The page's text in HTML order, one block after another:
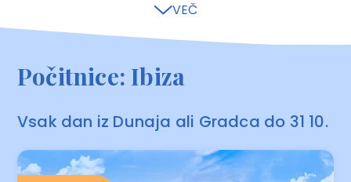
VEČ
Počitnice: Ibiza
Vsak dan iz Dunaja ali Gradca do 31 10.